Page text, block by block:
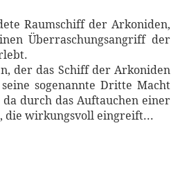
Raumschiff der Arkoniden,
Überraschungsangriff der
der das Schiff der Arkoniden
sogenannte Dritte Macht
durch das Auftauchen einer
die wirkungsvoll eingreift...